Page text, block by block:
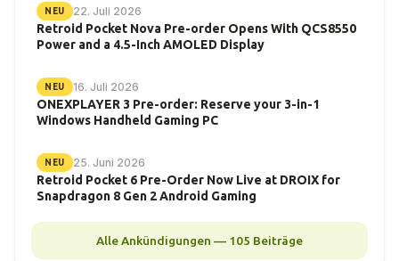
NEU 22. Juli 2026
Retroid Pocket Nova Pre-order Opens With QCS8550
Power and a 4.5-Inch AMOLED Display
NEU 16. Juli 2026
ONEXPLAYER 3 Pre-order: Reserve your 3-in-1
Windows Handheld Gaming PC
NEU 25. Juni 2026
Retroid Pocket 6 Pre-Order Now Live at DROIX for
Snapdragon 8 Gen 2 Android Gaming
Alle Ankündigungen — 105 Beiträge